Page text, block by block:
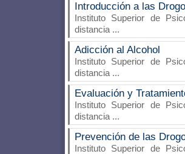
Introducción a las
Instituto Superior de
distancia ...
Adicción al Alcohol
Instituto Superior de
distancia ...
Evaluación y
Instituto Superior de
distancia ...
Prevención de las
Instituto Superior de